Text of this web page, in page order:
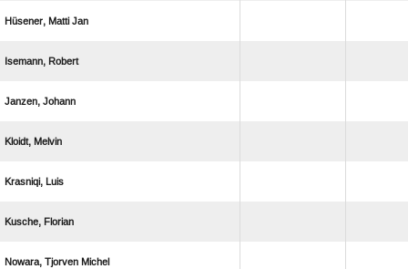
  
 
 
 
 
 
  